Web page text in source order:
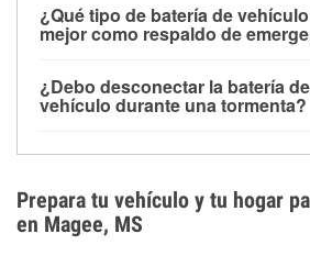
contar con un equipo de carga de
cortes prolongados.
parte baja del compartimento del
dañarse si se sumergen, lo que
días después de la exposición.
¿Qué tipo de batería de
mejor como respaldo de
para aplicaciones de ciclo
selladas, resistentes a las
¿Debo desconectar la batería
vehículo durante una tormenta?
los daños por inundación. Evitar
preparar opciones de carga de
medidas de protección más
Prepara tu vehículo y tu hogar
en Magee, MS